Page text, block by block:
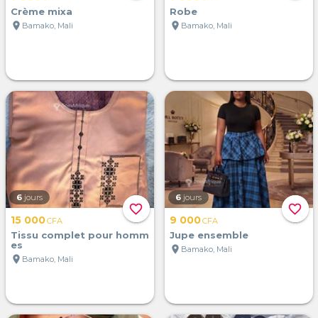
Crème mixa
location_on Bamako, Mali
Robe
location_on Bamako, Mali
favorite_border
6 jours
15 000CFA
Tissu complet pour homm
es
location_on Bamako, Mali
favorite_border
6 jours
9 000CFA
Jupe ensemble
location_on Bamako, Mali